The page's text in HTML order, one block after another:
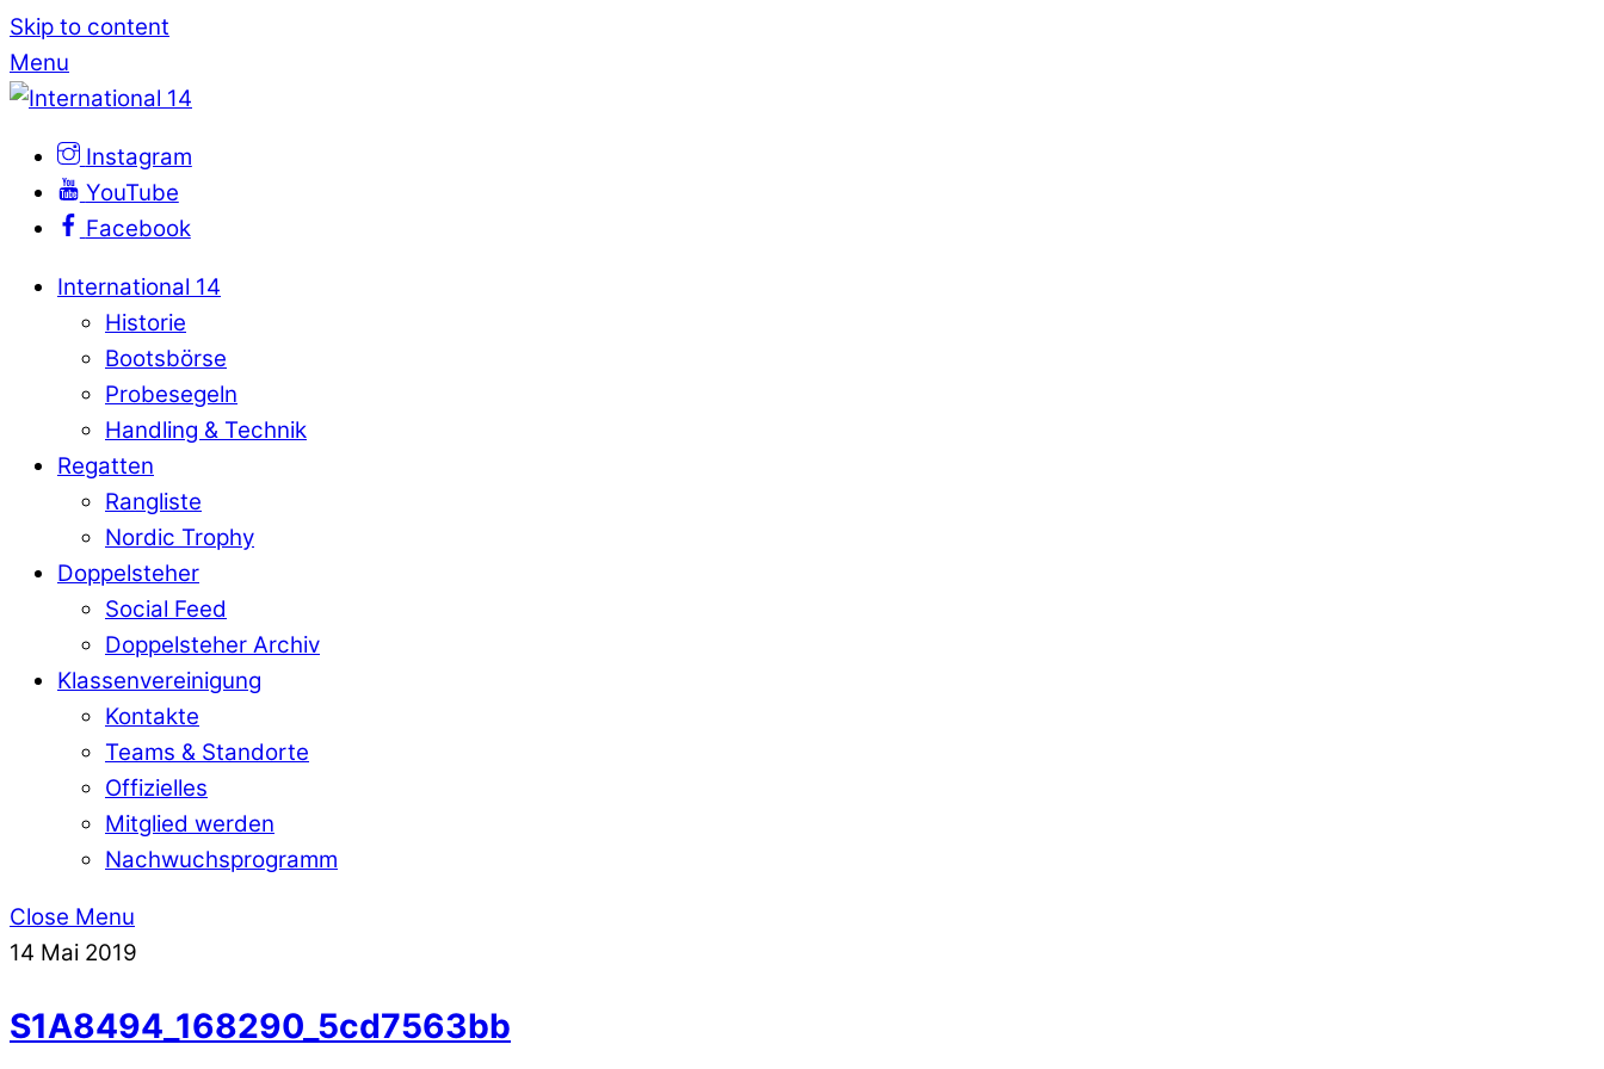
Skip to content
Menu
Instagram
YouTube
Facebook
International 14
Historie
Bootsbörse
Probesegeln
Handling & Technik
Regatten
Rangliste
Nordic Trophy
Doppelsteher
Social Feed
Doppelsteher Archiv
Klassenvereinigung
Kontakte
Teams & Standorte
Offizielles
Mitglied werden
Nachwuchsprogramm
Close Menu
14 Mai 2019
S1A8494_168290_5cd7563bb